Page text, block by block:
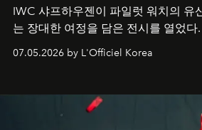
IWC 샤프하우젠이 파일럿 워치의 유
는 장대한 여정을 담은 전시를 열었다.
07.05.2026 by L'Officiel Korea